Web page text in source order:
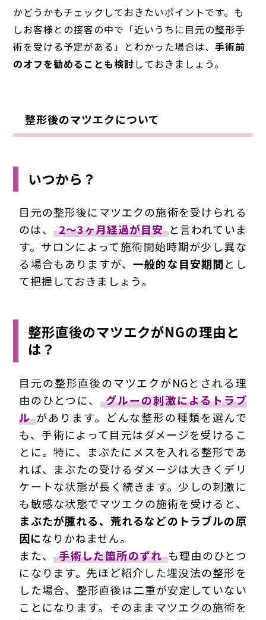
かどうかもチェックしておきたいポイントです。も
しお客様との接客の中で「近いうちに目元の整形手
術を受ける予定がある」とわかった場合は、手術前
のオフを勧めることも検討しておきましょう。
整形後のマツエクについて
いつから？
目元の整形後にマツエクの施術を受けられる
のは、
2～3ヶ月経過が目安 と言われていま
す。サロンによって施術開始時期が少し異な
る場合もありますが、一般的な目安期間とし
て把握しておきましょう。
整形直後のマツエクがNGの理由と
は？
目元の整形直後のマツエクがNGとされる理
由のひとつに、 グルーの刺激によるトラブ
ル があります。どんな整形の種類を選んで
も、手術によって目元はダメージを受けるこ
とに。特に、まぶたにメスを入れる整形であ
れば、まぶたの受けるダメージは大きくデリ
ケートな状態が長く続きます。少しの刺激に
も敏感な状態でマツエクの施術を受けると、
まぶたが腫れる、荒れるなどのトラブルの原
因になりかねません。
また、 手術した箇所のずれ も理由のひとつ
になります。先ほど紹介した埋没法の整形を
した場合、整形直後は二重が安定していない
ことになります。そのままマツエクの施術を